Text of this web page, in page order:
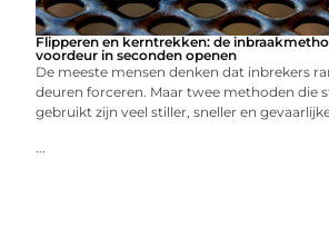
Flipperen en kerntrekken: de
voordeur in seconden openen
De meeste mensen denken dat inbrekers
deuren forceren. Maar twee methoden die
gebruikt zijn veel stiller, sneller en
...